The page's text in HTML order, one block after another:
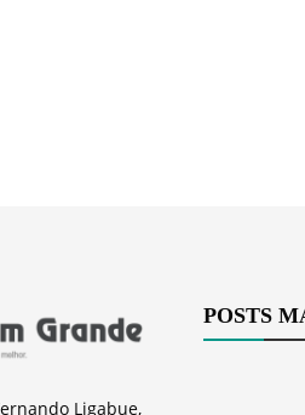
Ligabue,
POSTS